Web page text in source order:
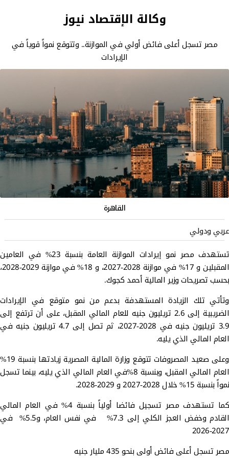
وكالة الإقتصاد نيوز
مصر تسجل أعلى فائض أولي في الموازنة.. وتتوقع نمواً قوياً في
الإيرادات
القاهرة
عربي ودولي
تستهدف مصر نمو إيرادات الموازنة العامة بنسبة 23% في العامين
المقبلين و 17% في موازنة 2028-2027، و 18% في موازنة 2029-2028،
بحسب تصريحات وزير المالية أحمد كجوك.
وتأتي تلك الزيادة المستهدفة بدعم من نمو متوقع في الإيرادات
الضريبية إلى 2.6 تريليون جنيه للعام المالي المقبل، على أن ترتفع إلى
3.9 تريليون جنيه في 2028-2027، ثم تصل إلى 4.7 تريليون جنيه في
العام المالي الذي يليه.
وعلى صعيد المصروفات تتوقع وزارة المالية المصرية زيادتها بنسبة 19%
العام المالي المقبل، وبنسبة 8%في العام المالي الذي يليه، بينما تسجل
نمواً بنسبة 15% خلال 2028-2027 و 2029-2028.
كما تستهدف مصر تسجيل فائضا أولياً بنسبة 4% في العام المالي
القادم وخفض العجز الكلي إلى 7.3% في نفس العام، و5.5% في
2027-2026
مصر تسجل أعلى فائض أولى بنحو 435 مليار جنيه